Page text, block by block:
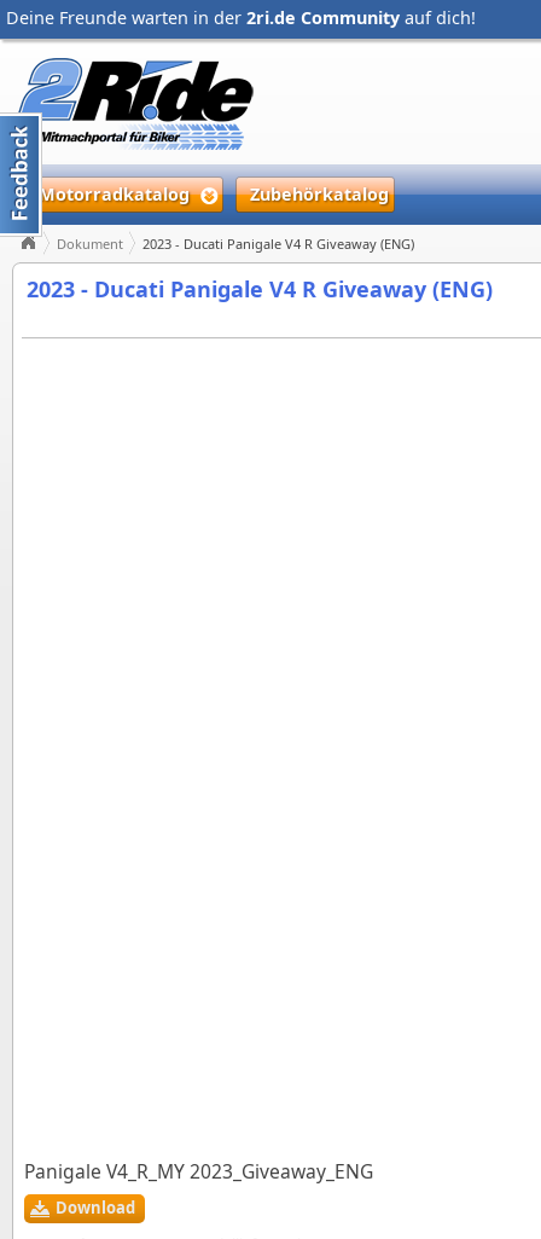
Deine Freunde warten in der 2ri.de Community auf dich!
Motorradkatalog Zubehörkatalog
Dokument 2023 - Ducati Panigale V4 R Giveaway (ENG)
2023 - Ducati Panigale V4 R Giveaway (ENG)
Panigale V4_R_MY 2023_Giveaway_ENG
Download